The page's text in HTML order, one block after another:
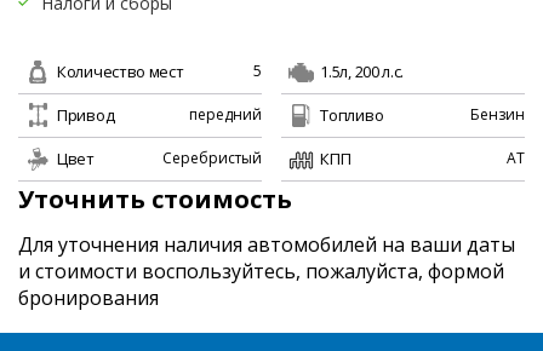
Количество мест 5
Привод передний
Цвет Серебристый
1.5л, 200 л.с.
Топливо
Бензин
КПП AT
Уточнить стоимость
Для уточнения наличия автомобилей на ваши даты
и стоимости воспользуйтесь, пожалуйста, формой
бронирования